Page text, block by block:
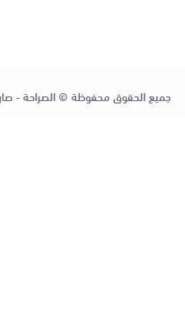
جميع الحقوق محفوظة © الصراحة -